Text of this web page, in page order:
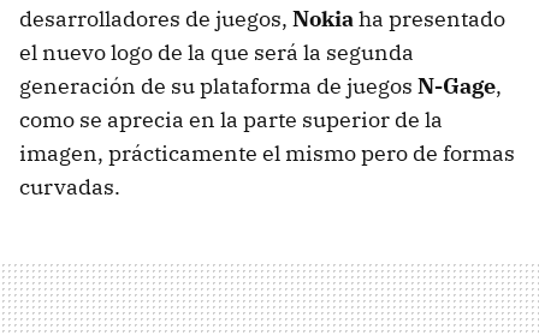
desarrolladores de juegos, Nokiaha presentado
el nuevo logo de la que será la segunda
generación de su plataforma de juegos N-Gage,
como se aprecia en la parte superior de la
imagen, prácticamente el mismo pero de formas
curvadas.